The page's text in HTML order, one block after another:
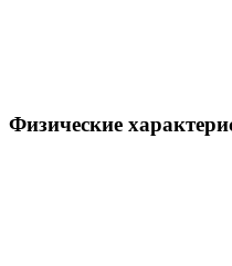
Физические